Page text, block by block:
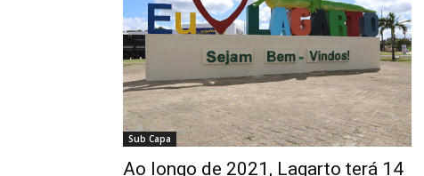
Sub Capa
Ao longo de 2021, Lagarto terá 14